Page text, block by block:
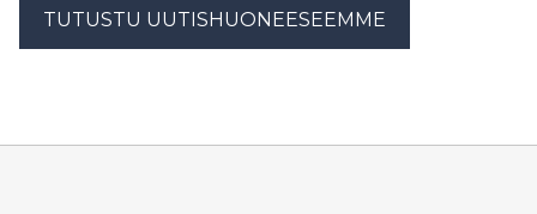
TUTUSTU UUTISHUONEESEEMME